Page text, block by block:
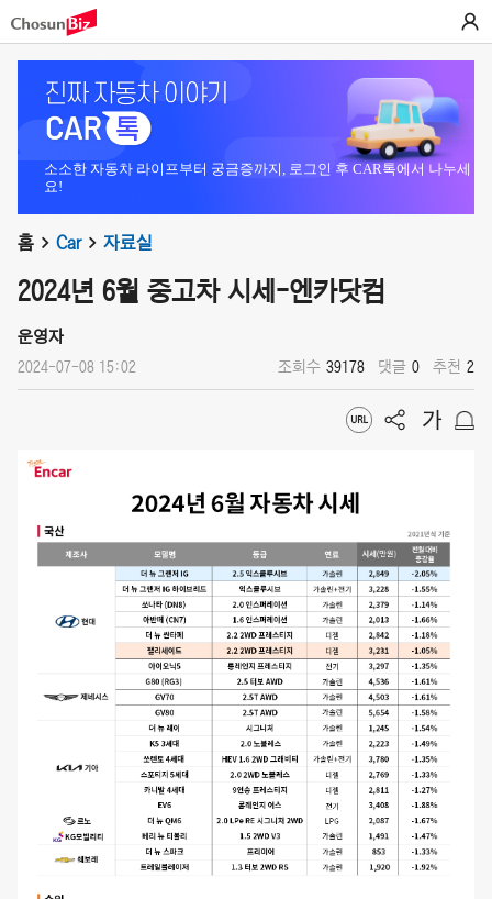
소소한 자동차 라이프부터 궁금증까지, 로그인 후 CAR톡에서 나누세
요!
홈 Car 자료실
2024년 6월 중고차 시세-엔카닷컴
운영자
2024-07-08 15:02 조회수 39178 댓글 0 추천 2